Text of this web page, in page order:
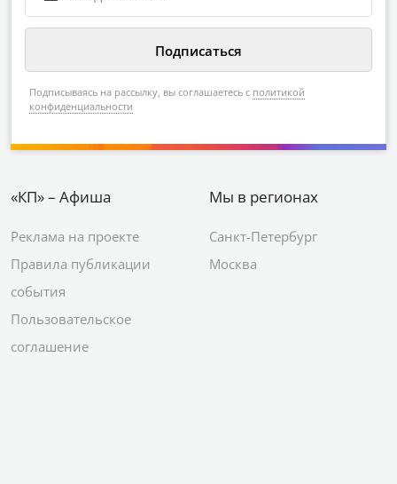
Подписываясь на рассылку, вы соглашаетесь с политикой
конфиденциальности
«КП» – Афиша
Реклама на проекте
Правила публикации
события
Пользовательское
соглашение
Мы в регионах
Санкт-Петербург
Москва